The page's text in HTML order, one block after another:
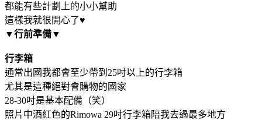
都能有些計劃上的小小幫助
這樣我就很開心了♥
▼行前準備▼
行李箱
通常出國我都會至少帶到25吋以上的行李箱
尤其是這種絕對會購物的國家
28-30吋是基本配備（笑）
照片中酒紅色的Rimowa 29吋行李箱陪我去過最多地方